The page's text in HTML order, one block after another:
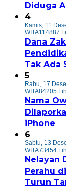
Diduga
4
Kamis, 11
WITA114887
Dana
Tak Ada
5
Rabu, 17
WITA84205
Nama
iPhone
6
Sabtu, 13
WITA73454
Nelayan
Perahu
Turun